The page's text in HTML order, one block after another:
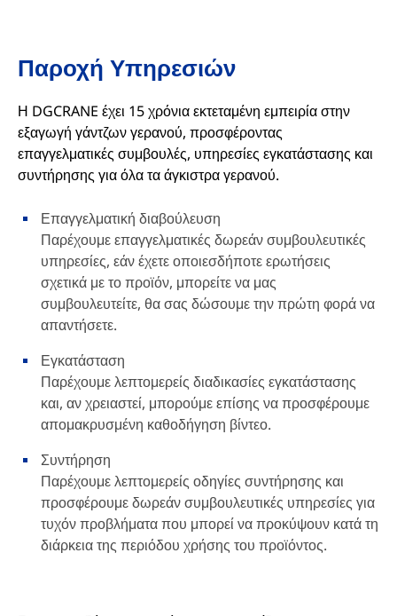
Παροχή Υπηρεσιών
Η DGCRANE έχει 15 χρόνια εκτεταμένη εμπειρία στην
εξαγωγή γάντζων γερανού, προσφέροντας
επαγγελματικές συμβουλές, υπηρεσίες εγκατάστασης και
συντήρησης για όλα τα άγκιστρα γερανού.
Επαγγελματική διαβούλευση
Παρέχουμε επαγγελματικές δωρεάν συμβουλευτικές
υπηρεσίες, εάν έχετε οποιεσδήποτε ερωτήσεις
σχετικά με το προϊόν, μπορείτε να μας
συμβουλευτείτε, θα σας δώσουμε την πρώτη φορά να
απαντήσετε.
Εγκατάσταση
Παρέχουμε λεπτομερείς διαδικασίες εγκατάστασης
και, αν χρειαστεί, μπορούμε επίσης να προσφέρουμε
απομακρυσμένη καθοδήγηση βίντεο.
Συντήρηση
Παρέχουμε λεπτομερείς οδηγίες συντήρησης και
προσφέρουμε δωρεάν συμβουλευτικές υπηρεσίες για
τυχόν προβλήματα που μπορεί να προκύψουν κατά τη
διάρκεια της περιόδου χρήσης του προϊόντος.